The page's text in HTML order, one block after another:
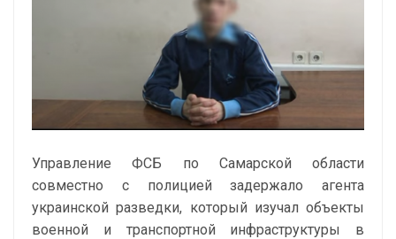
Управление ФСБ по Самарской области
совместно с полицией задержало агента
украинской разведки, который изучал объекты
военной и транспортной инфраструктуры в